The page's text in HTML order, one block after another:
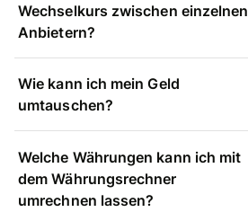
Wechselkurs zwischen einzelnen
Anbietern?
Wie kann ich mein Geld
umtauschen?
Welche Währungen kann ich mit
dem Währungsrechner
umrechnen lassen?